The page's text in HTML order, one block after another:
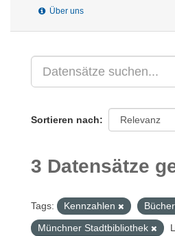
Über uns
Sortieren nach
3 Datensätze
Tags: Kennzahlen
Münchner Stadtbibliothek